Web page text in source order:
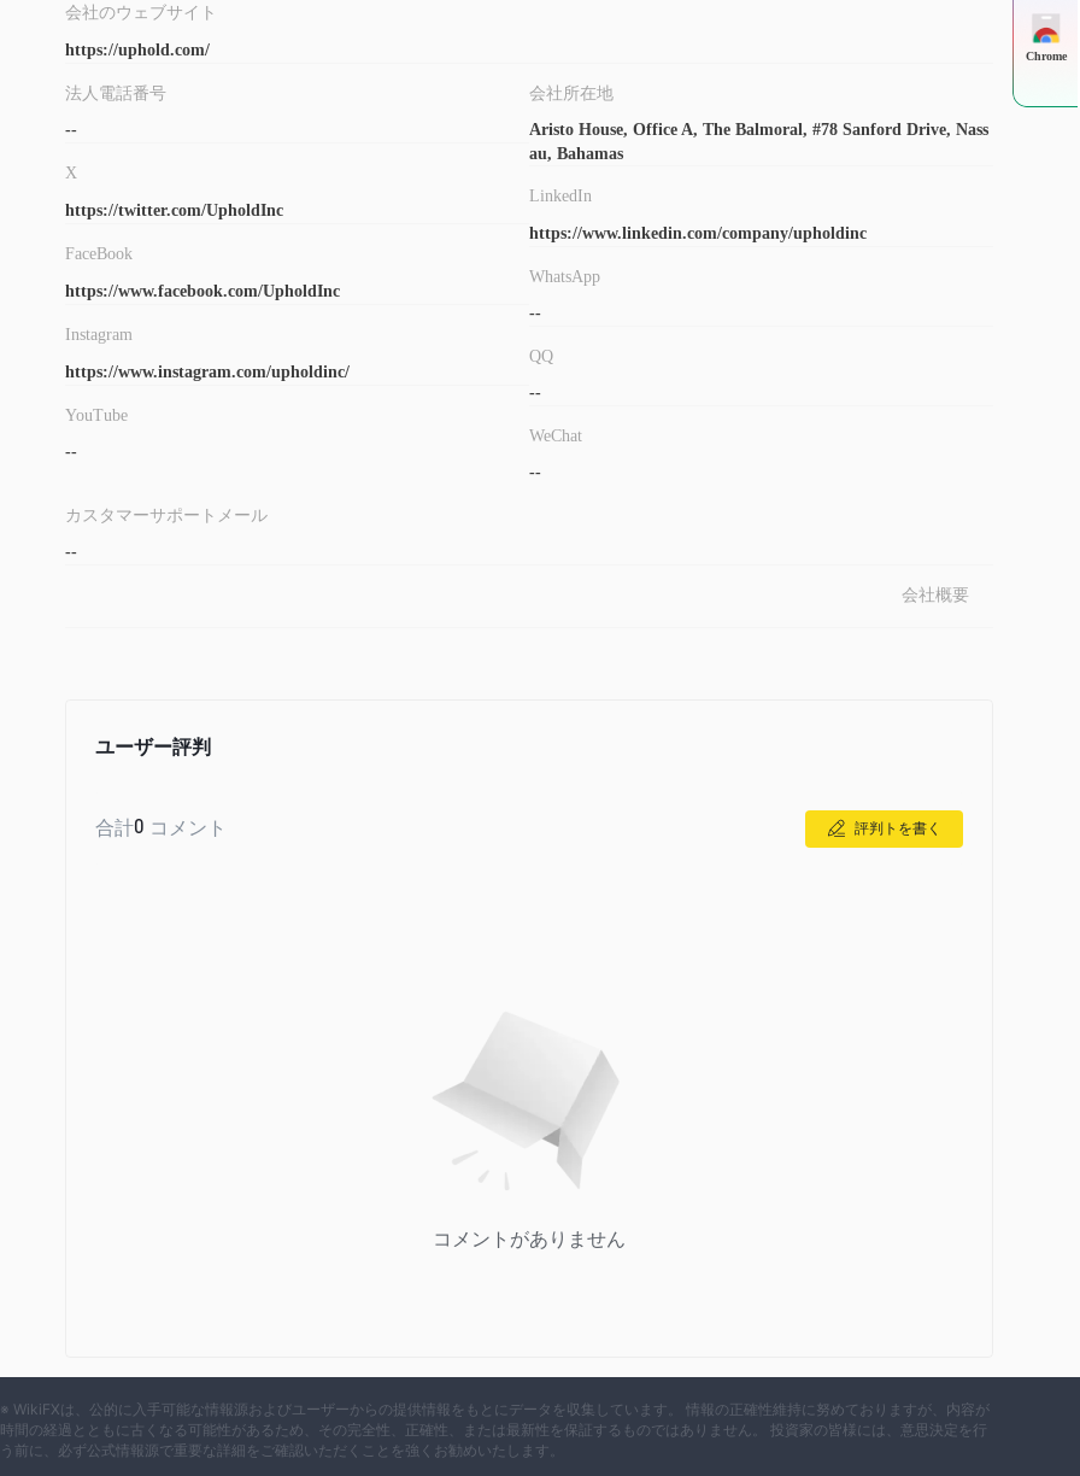
会社のウェブサイト
https://uphold.com/
法人電話番号
--
X
https://twitter.com/UpholdInc
FaceBook
https://www.facebook.com/UpholdInc
Instagram
https://www.instagram.com/upholdinc/
YouTube
--
会社所在地
Aristo House, Office A, The Balmoral, #78 Sanford Drive, Nass
au, Bahamas
LinkedIn
https://www.linkedin.com/company/upholdinc
WhatsApp
--
QQ
--
WeChat
--
カスタマーサポートメール
--
会社概要
ユーザー評判
合計0 コメント 評判トを書く
コメントがありません
Chrome
※ WikiFXは、公的に入手可能な情報源およびユーザーからの提供情報をもとにデータを収集しています。 情報の正確性維持に努めておりますが、内容が
時間の経過とともに古くなる可能性があるため、その完全性、正確性、または最新性を保証するものではありません。 投資家の皆様には、意思決定を行
う前に、必ず公式情報源で重要な詳細をご確認いただくことを強くお勧めいたします。